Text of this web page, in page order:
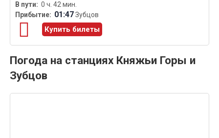
0 ч. 42 мин.
01:47Зубцов
Купить билеты
Погода на станциях Княжьи Горы и
Зубцов